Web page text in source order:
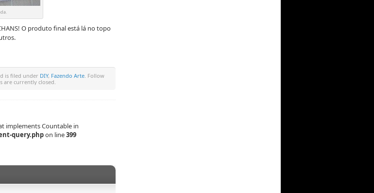
O produto final está lá no topo
is filed under DIY, Fazendo Arte. Follow
are currently closed.
implements Countable in
query.phpon line399